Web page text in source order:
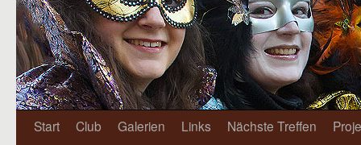
Start Club Galerien Links Nächste Treffen